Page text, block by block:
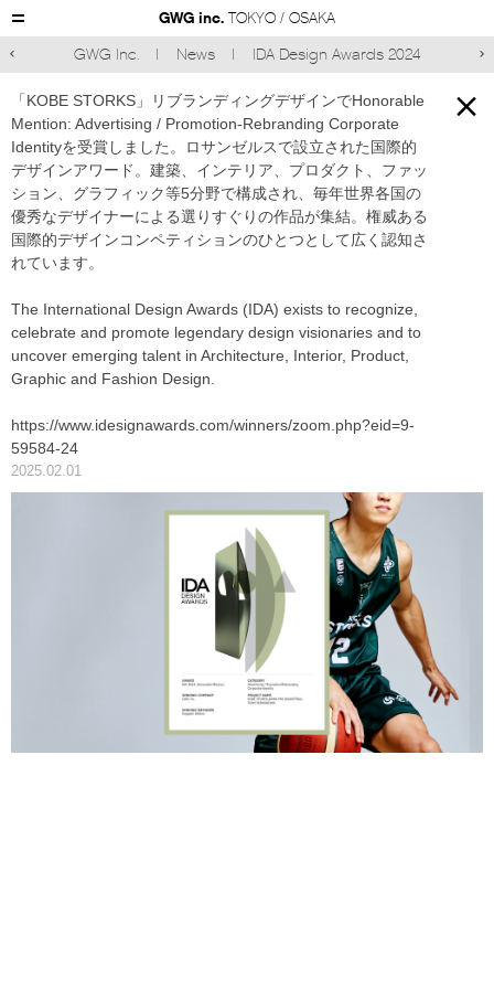
GWG inc. TOKYO / OSAKA
GWG Inc.
News IDA Design Awards 2024
「KOBE STORKS」リブランディングデザインでHonorable
Mention: Advertising / Promotion-Rebranding Corporate
Identityを受賞しました。ロサンゼルスで設立された国際的
デザインアワード。建築、インテリア、プロダクト、ファッ
ション、グラフィック等5分野で構成され、毎年世界各国の
優秀なデザイナーによる選りすぐりの作品が集結。権威ある
国際的デザインコンペティションのひとつとして広く認知さ
れています。
The International Design Awards (IDA) exists to recognize,
celebrate and promote legendary design visionaries and to
uncover emerging talent in Architecture, Interior, Product,
Graphic and Fashion Design.
https://www.idesignawards.com/winners/zoom.php?eid=9-
59584-24
2025.02.01

 